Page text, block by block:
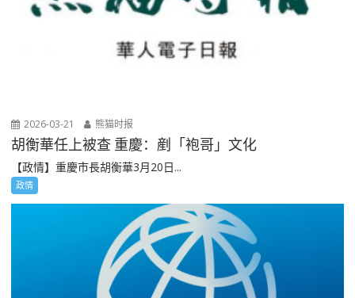
2026-03-21 熊猫时报
胡衡華任上被查 重慶：剷「袍哥」文化
【政情】重慶市長胡衡華3月20日...
政情